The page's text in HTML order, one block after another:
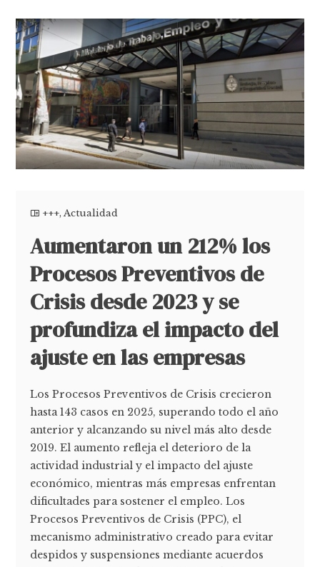
+++,Actualidad
Aumentaron un 212% los
Procesos Preventivos de
Crisis desde 2023 y se
profundiza el impacto del
ajuste en las empresas
Los Procesos Preventivos de Crisis crecieron
hasta 143 casos en 2025, superando todo el año
anterior y alcanzando su nivel más alto desde
2019. El aumento refleja el deterioro de la
actividad industrial y el impacto del ajuste
económico, mientras más empresas enfrentan
dificultades para sostener el empleo. Los
Procesos Preventivos de Crisis (PPC), el
mecanismo administrativo creado para evitar
despidos y suspensiones mediante acuerdos